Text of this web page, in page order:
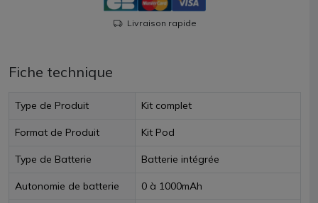
Livraison rapide
Fiche technique
Type de Produit Kit complet
Format de Produit Kit Pod
Type de Batterie Batterie intégrée
Autonomie de batterie 0 à 1000mAh